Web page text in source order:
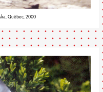
Québec, 2000